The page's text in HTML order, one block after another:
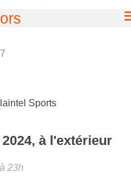
Sports
2024, à l'extérieur
23h